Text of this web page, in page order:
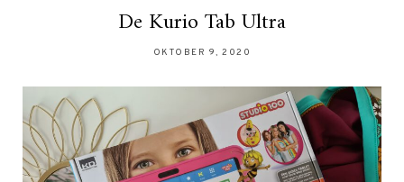
De Kurio Tab Ultra
OKTOBER 9, 2020